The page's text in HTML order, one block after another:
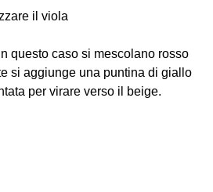
il viola
questo caso si mescolano rosso
si aggiunge una puntina di giallo
per virare verso il beige.